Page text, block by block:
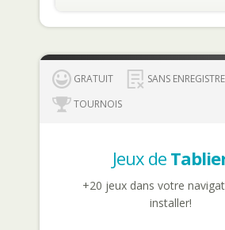
GRATUIT
SANS
TOURNOIS
Jeux de
+20 jeux dans votre
installer!